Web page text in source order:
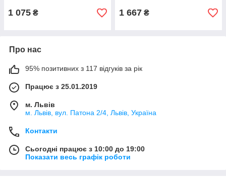
1 075 ₴ 1 667 ₴
Про нас
95% позитивних з 117 відгуків за рік
Працює з 25.01.2019
м. Львів
м. Львів, вул. Патона 2/4, Львів, Україна
Контакти
Сьогодні працює з 10:00 до 19:00
Показати весь графік роботи